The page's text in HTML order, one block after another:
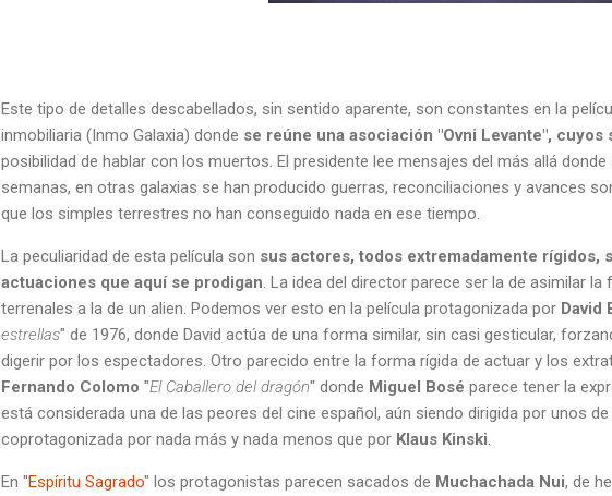
Este tipo de detalles descabellados, sin sentido aparente, son constantes en la
inmobiliaria (Inmo Galaxia) donde se reúne una asociación "Ovni Levante",
posibilidad de hablar con los muertos. El presidente lee mensajes del más allá
semanas, en otras galaxias se han producido guerras, reconciliaciones y avances
que los simples terrestres no han conseguido nada en ese tiempo.
La peculiaridad de esta película son sus actores, todos extremadamente rígidos,
actuaciones que aquí se prodigan . La idea del director parece ser la de asimilar
terrenales a la de un alien. Podemos ver esto en la película protagonizada por David
estrellas" de 1976, donde David actúa de una forma similar, sin casi gesticular,
digerir por los espectadores. Otro parecido entre la forma rígida de actuar y los
Fernando Colomo "El Caballero del dragón" donde Miguel Bosé parece tener la
está considerada una de las peores del cine español, aún siendo dirigida por unos
coprotagonizada por nada más y nada menos que por Klaus Kinski
En "Espíritu Sagrado" los protagonistas parecen sacados de Muchachada Nui, de